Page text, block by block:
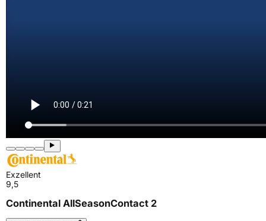
Exzellent
9,5
Continental AllSeasonContact 2